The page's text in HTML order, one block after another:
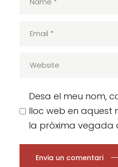
Desa el meu nom,
lloc web en aquest
la pròxima vegada
Envia un comentari